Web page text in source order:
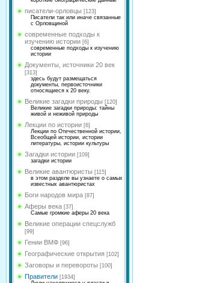
писатели-орловцы [123]
Писатели так или иначе связанные
с Орловщиной
современные подходы к
изучению истории [6]
современные подходы к изучению
истории
Документы, источники 20 век
[313]
здесь будут размещаться
документы, первоисточники
относящиеся к 20 веку.
Великие загадки природы [120]
Великие загадки природы: тайны
живой и неживой природы
Лекции по истории [6]
Лекции по Отечественной истории,
Всеобщей истории, истории
литературы, истории культуры
Загадки истории [109]
загадки истории
Великие авантюристы [115]
в этом разделе вы узнаете о самых
известных авантюристах
Боги народов мира [87]
Аферы века [37]
Самые громкие аферы 20 века
Великие операции спецслужб
[99]
Гении ВМФ [96]
Географические открытия [102]
Заговоры и перевороты [100]
Правители [1934]